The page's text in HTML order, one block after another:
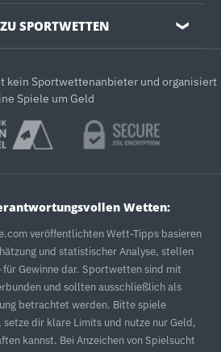
SPORTWETTEN ❯
kein Sportwettenanbieter und organisiert
Spiele um Geld
Wetten:
veröffentlichten Wett-Tipps basieren
und statistischer Analyse, stellen
für Gewinne dar. Sportwetten sind mit
und sollten ausschließlich als
betrachtet werden. Bitte spiele
dir klare Limits und nutze nur Geld,
kannst. Bei Anzeichen von Spielsucht